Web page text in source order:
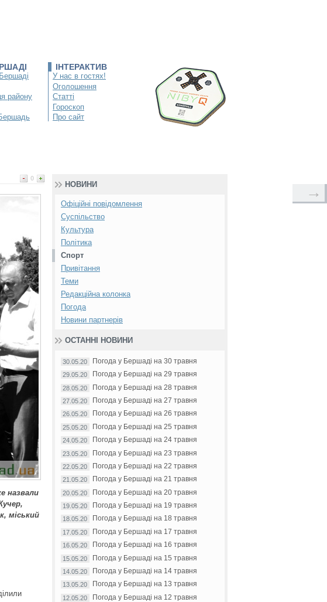
району
ІНТЕРАКТИВ
У нас в гостях!
Оголошення
Статті
Гороскоп
Про сайт
0
назвали
міський
→
НОВИНИ
Офіційні повідомлення
Суспільство
Культура
Політика
Спорт
Привітання
Теми
Редакційна колонка
Погода
Новини партнерів
ОСТАННІ НОВИНИ
30.05.20 Погода у Бершаді на 30 травня
29.05.20 Погода у Бершаді на 29 травня
28.05.20 Погода у Бершаді на 28 травня
27.05.20 Погода у Бершаді на 27 травня
26.05.20 Погода у Бершаді на 26 травня
25.05.20 Погода у Бершаді на 25 травня
24.05.20 Погода у Бершаді на 24 травня
23.05.20 Погода у Бершаді на 23 травня
22.05.20 Погода у Бершаді на 22 травня
21.05.20 Погода у Бершаді на 21 травня
20.05.20 Погода у Бершаді на 20 травня
19.05.20 Погода у Бершаді на 19 травня
18.05.20 Погода у Бершаді на 18 травня
17.05.20 Погода у Бершаді на 17 травня
16.05.20 Погода у Бершаді на 16 травня
15.05.20 Погода у Бершаді на 15 травня
14.05.20 Погода у Бершаді на 14 травня
13.05.20 Погода у Бершаді на 13 травня
12.05.20 Погода у Бершаді на 12 травня